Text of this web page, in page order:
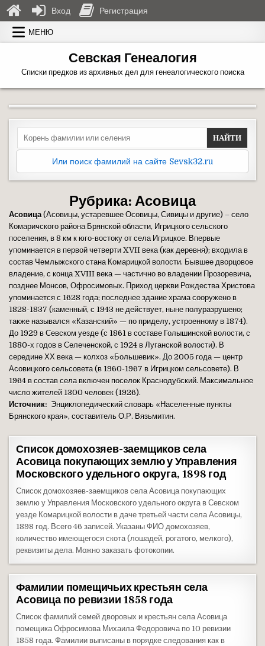
Перейти к содержимому
МЕНЮ
Севская Генеалогия
Списки предков из архивных дел для генеалогического поиска
Search for:
Или поиск фамилий на сайте Sevsk32.ru
Рубрика:Асовица
Асовица(Асовицы, устаревшее Осовицы, Сивицы и другие) – село
Комаричского района Брянской области, Игрицкого сельского
поселения, в 8 км к юго-востоку от села Игрицкое. Впервые
упоминается в первой четверти XVII века (как деревня); входила в
состав Чемлыжского стана Комарицкой волости. Бывшее дворцовое
владение, с конца XVIII века — частично во владении Прозоревича,
позднее Монсов, Офросимовых. Приход церкви Рождества Христова
упоминается с 1628 года; последнее здание храма сооружено в
1828-1837 (каменный, с 1943 не действует, ныне полуразрушено;
также назывался «Казанский» — по приделу, устроенному в 1874).
До 1929 в Севском уезде (с 1861 в составе Голышинской волости, с
1880-х годов в Селеченской, с 1924 в Луганской волости). В
середине ХХ века — колхоз «Большевик». До 2005 года — центр
Асовицкого сельсовета (в 1960-1967 в Игрицком сельсовете). В
1964 в состав села включен поселок Краснодубский. Максимальное
число жителей 1300 человек (1926).
Источник: Энциклопедический словарь «Населенные пункты
Брянского края», составитель О.Р. Вязьмитин.
Список домохозяев-заемщиков села
Асовица покупающих землю у Управления
Московского удельного округа, 1898 год
Список домохозяев-заемщиков села Асовица покупающих
землю у Управления Московского удельного округа в Севском
уезде Комарицкой волости в даче третьей части села Асовицы,
1898 год. Всего 46 записей. Указаны ФИО домохозяев,
количество имеющегося скота (лошадей, рогатого, мелкого),
реквизиты дела. Можно заказать фотокопии.
Фамилии помещичьих крестьян села
Асовица по ревизии 1858 года
Список фамилий семей дворовых и крестьян села Асовица
помещика Офросимова Михаила Федоровича по 10 ревизии
1858 года. Фамилии выписаны в порядке следования как в
Вход Регистрация